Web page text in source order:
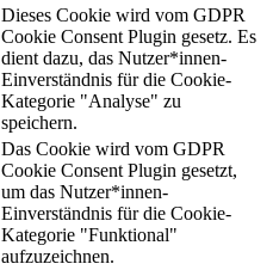
Dieses Cookie wird vom GDPR
Cookie Consent Plugin gesetz. Es
dient dazu, das Nutzer*innen-
Einverständnis für die Cookie-
Kategorie "Analyse" zu
speichern.
Das Cookie wird vom GDPR
Cookie Consent Plugin gesetzt,
um das Nutzer*innen-
Einverständnis für die Cookie-
Kategorie "Funktional"
aufzuzeichnen.